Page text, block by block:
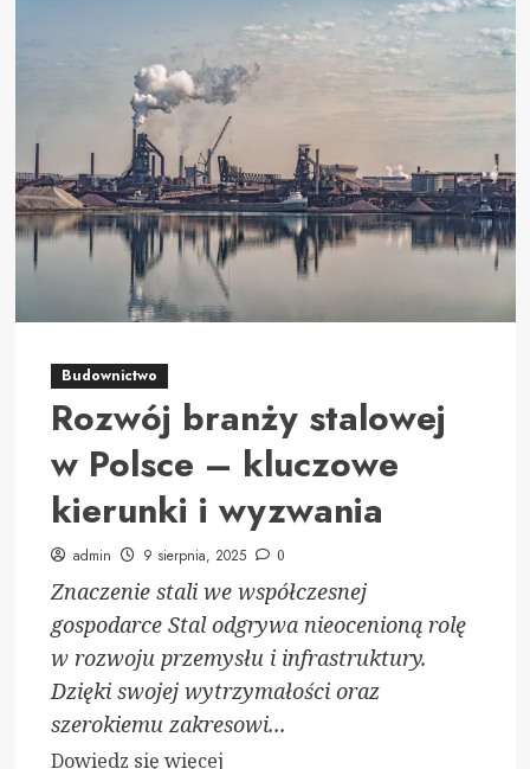
Pakowanie
saszetek
–
profesjonalne
i
elastyczne
rozwiązania
w
branży
opakowań
Budownictwo
Rozwój branży stalowej
w Polsce – kluczowe
kierunki i wyzwania
admin 9 sierpnia, 2025 0
Znaczenie stali we współczesnej
gospodarce Stal odgrywa nieocenioną rolę
w rozwoju przemysłu i infrastruktury.
Dzięki swojej wytrzymałości oraz
szerokiemu zakresowi...
Dowiedz się więcejDowiedz